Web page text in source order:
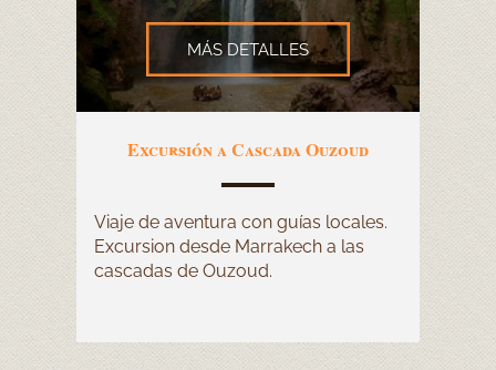
Excursión a Cascada Ouzoud
Viaje de aventura con guías locales.
Excursion desde Marrakech a las
cascadas de Ouzoud.
MÁS DETALLES